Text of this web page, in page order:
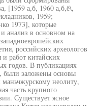
[1959 а,б, 1960 а,б,ё\,
1959;
1973], которые
анализ в основном на
российских археологов
и работ китайских
годов. В публикациях
были заложены основы
маньчжурскому неолиту,
часть крупного
Существует ясное